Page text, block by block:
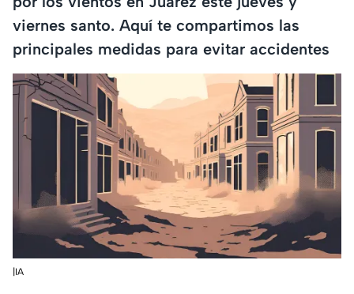
viernes santo. Aquí te compartimos las
principales medidas para evitar accidentes
|IA